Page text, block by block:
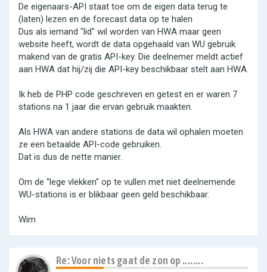
De eigenaars-API staat toe om de eigen data terug te
(laten) lezen en de forecast data op te halen
Dus als iemand "lid" wil worden van HWA maar geen
website heeft, wordt de data opgehaald van WU gebruik
makend van de gratis API-key. Die deelnemer meldt actief
aan HWA dat hij/zij die API-key beschikbaar stelt aan HWA.
Ik heb de PHP code geschreven en getest en er waren 7
stations na 1 jaar die ervan gebruik maakten.
Als HWA van andere stations de data wil ophalen moeten
ze een betaalde API-code gebruiken.
Dat is dus de nette manier.
Om de "lege vlekken" op te vullen met niet deelnemende
WU-stations is er blikbaar geen geld beschikbaar.
Wim
Re: Voor niets gaat de zon op ........